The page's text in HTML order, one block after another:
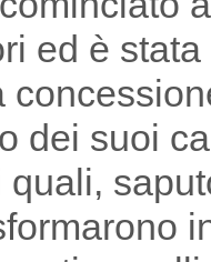
ed è
dei suoi